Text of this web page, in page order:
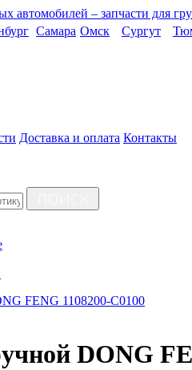
Самара Омск Сургут
Доставка и оплата Контакты
DONG